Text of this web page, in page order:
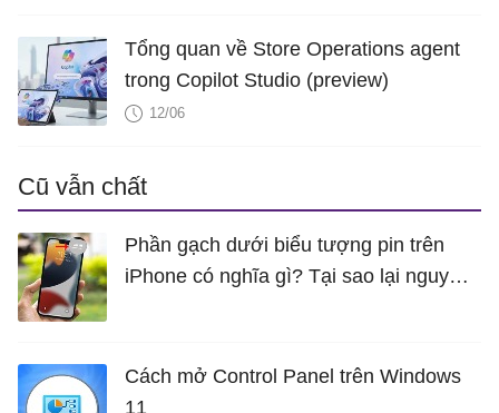
Tổng quan về Store Operations agent
trong Copilot Studio (preview)
12/06
Cũ vẫn chất
Phần gạch dưới biểu tượng pin trên
iPhone có nghĩa gì? Tại sao lại nguy
Cách mở Control Panel trên Windows
11